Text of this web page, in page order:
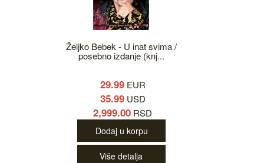
Željko Bebek - U inat svima /
posebno izdanje (knj...
29.99EUR
35.99USD
2,999.00 RSD
Dodaj u korpu
Više detalja